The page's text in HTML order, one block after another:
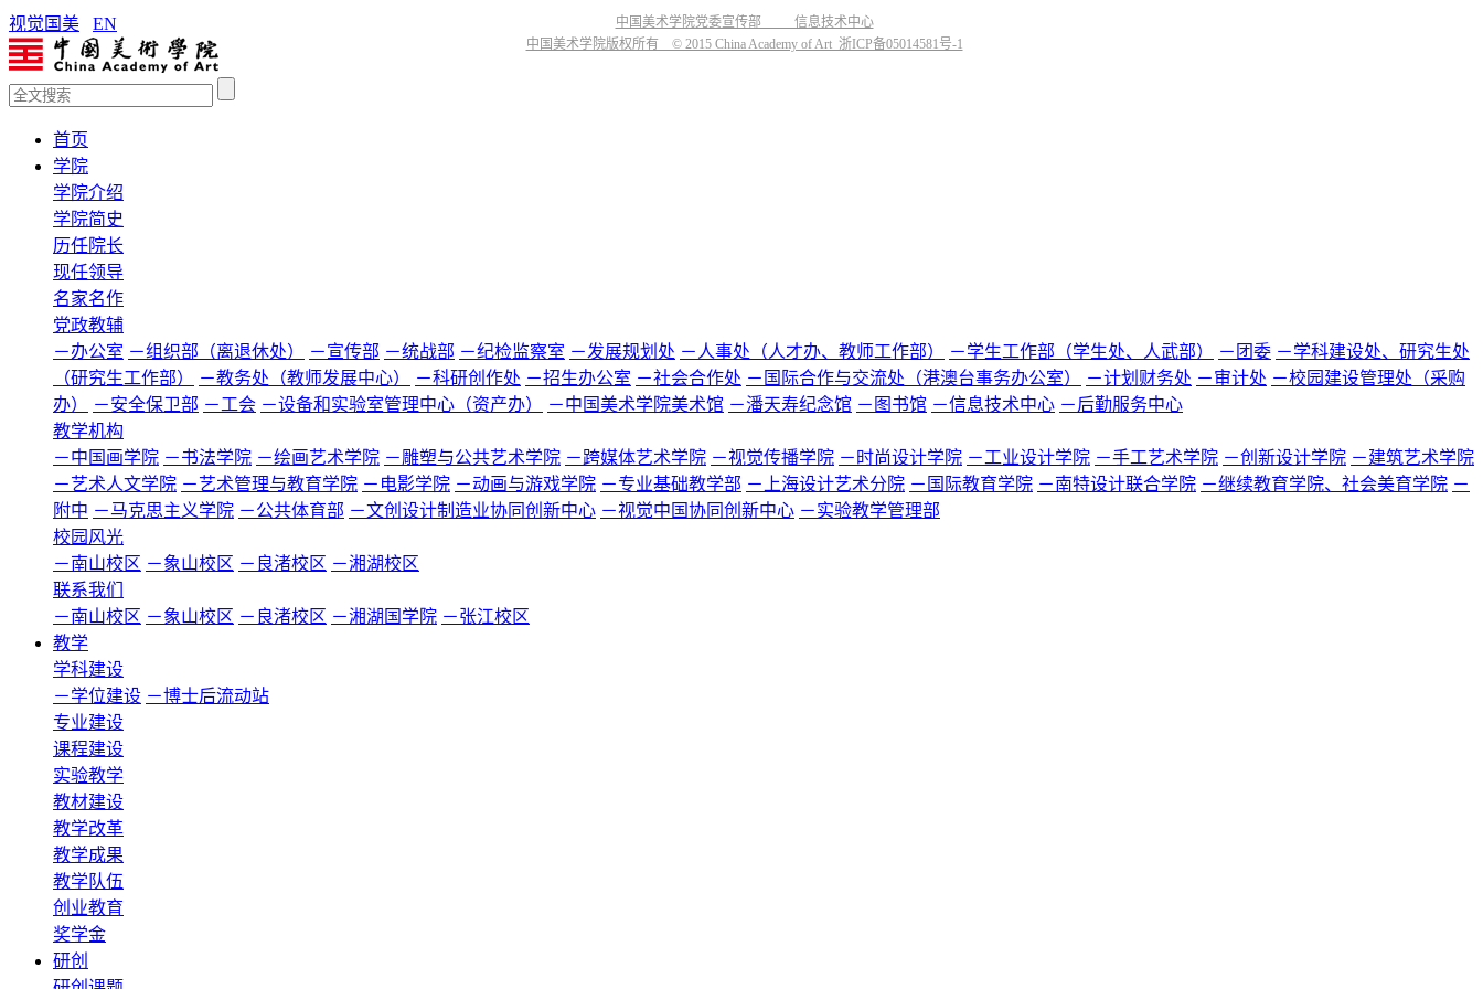
视觉国美 EN
首页
学院
学院介绍
学院简史
历任院长
现任领导
名家名作
党政教辅
－办公室 －组织部（离退休处） －宣传部 －统战部 －纪检监察室 －发展规划处 －人事处（人才办、教师工作部） －学生工作部（学生处、人武部） －团委 －学科建设处、研究生处
（研究生工作部）
－教务处（教师发展中心） －科研创作处 －招生办公室 －社会合作处 －国际合作与交流处（港澳台事务办公室） －计划财务处 －审计处 －校园建设管理处（采购
办）
－安全保卫部 －工会 －设备和实验室管理中心（资产办） －中国美术学院美术馆 －潘天寿纪念馆 －图书馆 －信息技术中心 －后勤服务中心
教学机构
－中国画学院 －书法学院 －绘画艺术学院 －雕塑与公共艺术学院 －跨媒体艺术学院 －视觉传播学院 －时尚设计学院 －工业设计学院 －手工艺术学院 －创新设计学院 －建筑艺术学院
－艺术人文学院 －艺术管理与教育学院 －电影学院 －动画与游戏学院 －专业基础教学部 －上海设计艺术分院 －国际教育学院 －南特设计联合学院 －继续教育学院、社会美育学院 －
附中 －马克思主义学院 －公共体育部 －文创设计制造业协同创新中心 －视觉中国协同创新中心 －实验教学管理部
校园风光
－南山校区 －象山校区 －良渚校区 －湘湖校区
联系我们
－南山校区 －象山校区 －良渚校区 －湘湖国学院 －张江校区
教学
学科建设
－学位建设 －博士后流动站
专业建设
课程建设
实验教学
教材建设
教学改革
教学成果
教学队伍
创业教育
奖学金
研创
中国美术学院党委宣传部 信息技术中心
中国美术学院版权所有 © 2015 China Academy of Art 浙ICP备05014581号-1